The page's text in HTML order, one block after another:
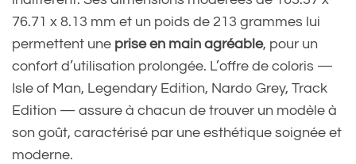
pic.twitter.com/Cyli29koWv
— iQOO India (@IqooInd)
December 1, 2024
76.71 x 8.13 mm et un poids de 213 grammes lui
permettent une prise en main agréable, pour un
confort d’utilisation prolongée. L’offre de coloris —
Isle of Man, Legendary Edition, Nardo Grey, Track
Edition — assure à chacun de trouver un modèle à
son goût, caractérisé par une esthétique soignée et
moderne.